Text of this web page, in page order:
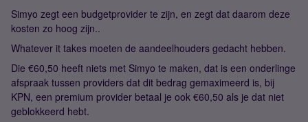
Simyo zegt een budgetprovider te zijn, en zegt dat daarom deze
kosten zo hoog zijn..
Whatever it takes moeten de aandeelhouders gedacht hebben.
Die €60,50 heeft niets met Simyo te maken, dat is een onderlinge
afspraak tussen providers dat dit bedrag gemaximeerd is, bij
KPN, een premium provider betaal je ook €60,50 als je dat niet
geblokkeerd hebt.